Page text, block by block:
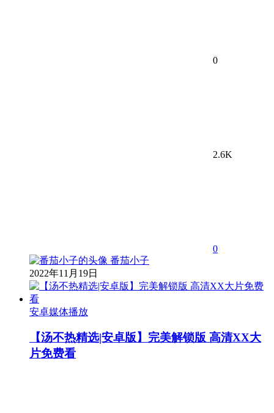
0
2.6K
0
番茄小子
2022年11月19日
安卓媒体播放
【汤不热精选|安卓版】完美解锁版 高清XX大
片免费看